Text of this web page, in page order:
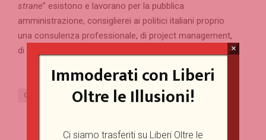
strane” esistono e lavorano per la pubblica
amministrazione, consiglierei ai politici italiani proprio
una consulenza professionale, di project management,
di comunicazione e soprattutto di utilizzo dei social.
CONSULENZA MEF DRAGHI MCKINSEY TESORO
PREVIOUS POST
Immoderati con Liberi
Oltre le Illusioni!
Ci siamo trasferiti su Liberi Oltre le
×